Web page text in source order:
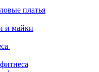
платья
и майки